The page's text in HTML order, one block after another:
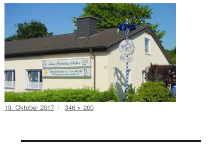
Veröffentlicht
19. Oktober 2017
Volle
346 × 200